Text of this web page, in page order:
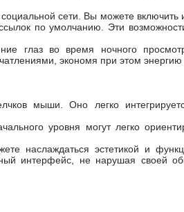
сети. Вы можете включить
по умолчанию. Эти
глаз во время ночного
экономя при этом энергию
мыши. Оно легко
уровня могут легко
наслаждаться эстетикой и
интерфейс, не нарушая своей